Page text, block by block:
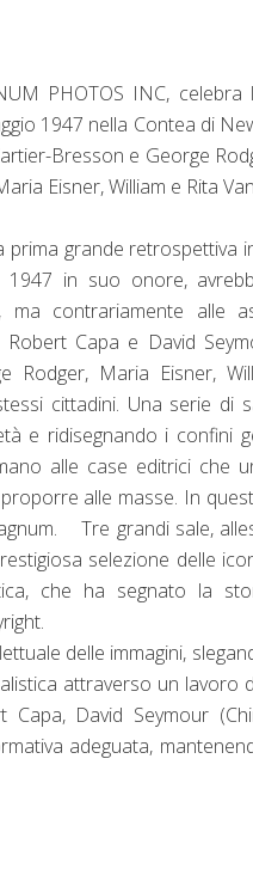
PHOTOS INC, celebra
1947 nella Contea di
Bresson e George
Eisner, William e Rita
prima grande retrospettiva
in suo onore,
ma contrariamente alle
Capa e David
Rodger, Maria Eisner,
cittadini. Una serie di
e ridisegnando i confini
alle case editrici
alle masse. In
Tre grandi sale,
selezione delle
che ha segnato la
delle immagini,
attraverso un lavoro
Capa, David Seymour
adeguata,